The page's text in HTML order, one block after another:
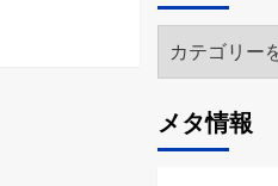
ブ
テ
リ
ー
メタ情報